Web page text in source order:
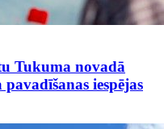
Tukuma novadā
iespējas